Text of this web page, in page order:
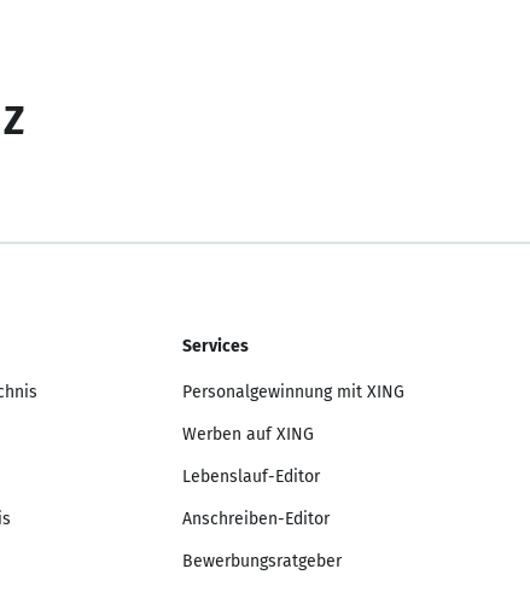
Services
Personalgewinnung mit XING
Werben auf XING
Lebenslauf-Editor
Anschreiben-Editor
Bewerbungsratgeber